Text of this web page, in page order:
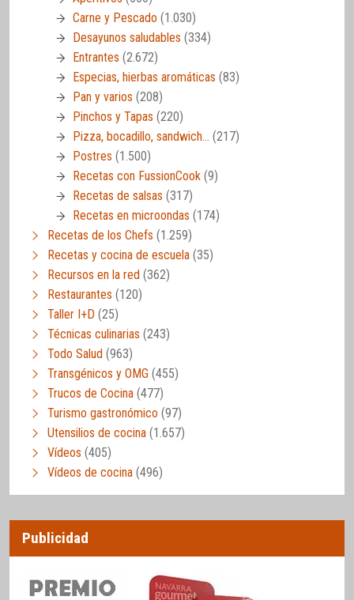
Carne y Pescado (1.030)
Desayunos saludables (334)
Entrantes (2.672)
Especias, hierbas aromáticas (83)
Pan y varios (208)
Pinchos y Tapas (220)
Pizza, bocadillo, sandwich… (217)
Postres (1.500)
Recetas con FussionCook (9)
Recetas de salsas (317)
Recetas en microondas (174)
Recetas de los Chefs (1.259)
Recetas y cocina de escuela (35)
Recursos en la red (362)
Restaurantes (120)
Taller I+D (25)
Técnicas culinarias (243)
Todo Salud (963)
Transgénicos y OMG (455)
Trucos de Cocina (477)
Turismo gastronómico (97)
Utensilios de cocina (1.657)
Vídeos (405)
Vídeos de cocina (496)
Publicidad